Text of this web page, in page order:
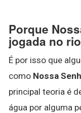
Porque
jogada no
É por isso que
como Nossa
principal teoria é
água por alguma